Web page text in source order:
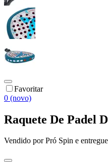
Favoritar
0 (novo)
Raquete De Padel
Vendido porPró Spin e